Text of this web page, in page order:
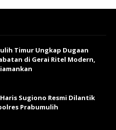
Timur Ungkap Dugaan
di Gerai Ritel Modern,
Sugiono Resmi Dilantik
Prabumulih